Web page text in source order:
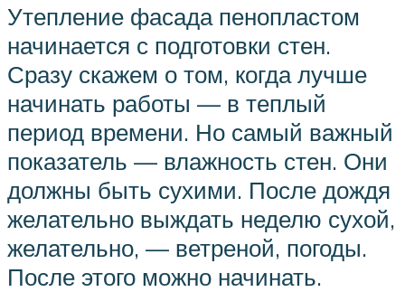
Утепление фасада пенопластом
начинается с подготовки стен.
Сразу скажем о том, когда лучше
начинать работы — в теплый
период времени. Но самый важный
показатель — влажность стен. Они
должны быть сухими. После дождя
желательно выждать неделю сухой,
желательно, — ветреной, погоды.
После этого можно начинать.